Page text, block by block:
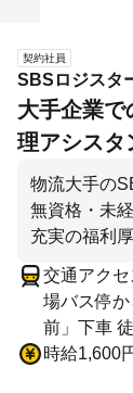
契約社員
SBSロジスタ
大手企業で
理アシスタ
物流大手の
無資格・未
充実の福利厚
交通アク
場バス停
前」下車
時給1,600